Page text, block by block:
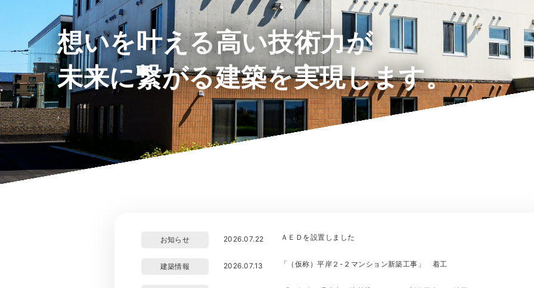
想いを叶える高い技術力が
未来に繋がる建築を実現します。
お知らせ 2026.07.22 ＡＥＤを設置しました
建築情報 2026.07.13 「（仮称）平岸２-２マンション新築工事」 着工